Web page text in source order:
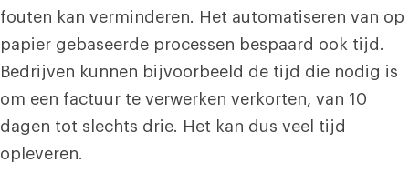
fouten kan verminderen. Het automatiseren van op
papier gebaseerde processen bespaard ook tijd.
Bedrijven kunnen bijvoorbeeld de tijd die nodig is
om een ​​factuur te verwerken verkorten, van 10
dagen tot slechts drie. Het kan dus veel tijd
opleveren.